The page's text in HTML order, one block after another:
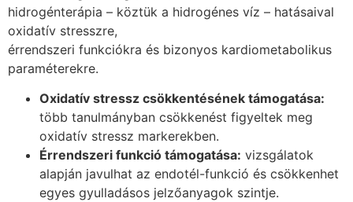
hidrogénterápia – köztük a hidrogénes víz – hatásaival
oxidatív stresszre,
érrendszeri funkciókra és bizonyos kardiometabolikus
paraméterekre.
Oxidatív stressz csökkentésének támogatása:
több tanulmányban csökkenést figyeltek meg
oxidatív stressz markerekben.
Érrendszeri funkció támogatása: vizsgálatok
alapján javulhat az endotél-funkció és csökkenhet
egyes gyulladásos jelzőanyagok szintje.